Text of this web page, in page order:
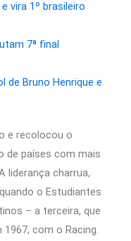
vira 1º brasileiro
7ª final
de Bruno Henrique e
e recolocou o
de países com mais
liderança charrua,
o Estudiantes
– a terceira, que
com o Racing.